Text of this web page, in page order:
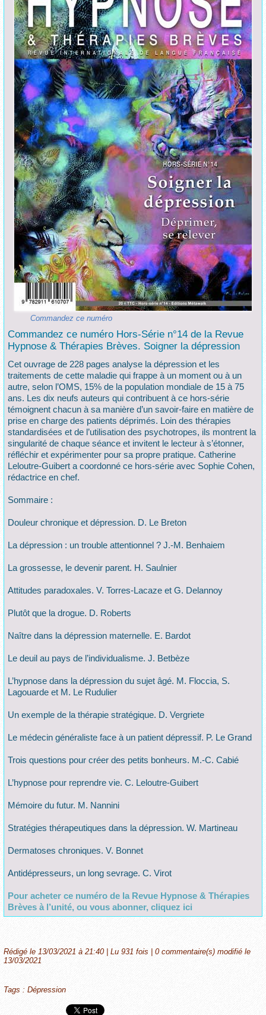
Commandez ce numéro
Commandez ce numéro Hors-Série n°14 de la Revue
Hypnose & Thérapies Brèves. Soigner la dépression
Cet ouvrage de 228 pages analyse la dépression et les
traitements de cette maladie qui frappe à un moment ou à un
autre, selon l’OMS, 15% de la population mondiale de 15 à 75
ans. Les dix neufs auteurs qui contribuent à ce hors-série
témoignent chacun à sa manière d’un savoir-faire en matière de
prise en charge des patients déprimés. Loin des thérapies
standardisées et de l’utilisation des psychotropes, ils montrent la
singularité de chaque séance et invitent le lecteur à s’étonner,
réfléchir et expérimenter pour sa propre pratique. Catherine
Leloutre-Guibert a coordonné ce hors-série avec Sophie Cohen,
rédactrice en chef.
Sommaire :
Douleur chronique et dépression. D. Le Breton
La dépression : un trouble attentionnel ? J.-M. Benhaiem
La grossesse, le devenir parent. H. Saulnier
Attitudes paradoxales. V. Torres-Lacaze et G. Delannoy
Plutôt que la drogue. D. Roberts
Naître dans la dépression maternelle. E. Bardot
Le deuil au pays de l’individualisme. J. Betbèze
L’hypnose dans la dépression du sujet âgé. M. Floccia, S.
Lagouarde et M. Le Rudulier
Un exemple de la thérapie stratégique. D. Vergriete
Le médecin généraliste face à un patient dépressif. P. Le Grand
Trois questions pour créer des petits bonheurs. M.-C. Cabié
L’hypnose pour reprendre vie. C. Leloutre-Guibert
Mémoire du futur. M. Nannini
Stratégies thérapeutiques dans la dépression. W. Martineau
Dermatoses chroniques. V. Bonnet
Antidépresseurs, un long sevrage. C. Virot
Pour acheter ce numéro de la Revue Hypnose & Thérapies
Brèves à l’unité, ou vous abonner, cliquez ici
Rédigé le 13/03/2021 à 21:40 | Lu 931 fois | 0commentaire(s) modifié le
13/03/2021
Tags : Dépression